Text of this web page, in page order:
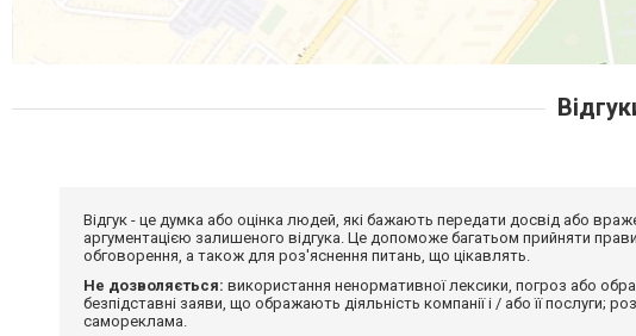
Відгук - це думка або оцінка людей, які бажають передати досвід або
аргументацією залишеного відгука. Це допоможе багатьом прийняти
обговорення, а також для роз'яснення питань, що цікавлять.
Не дозволяється: використання ненормативної лексики, погроз або
безпідставні заяви, що ображають діяльність компанії і / або її послуги;
самореклама.